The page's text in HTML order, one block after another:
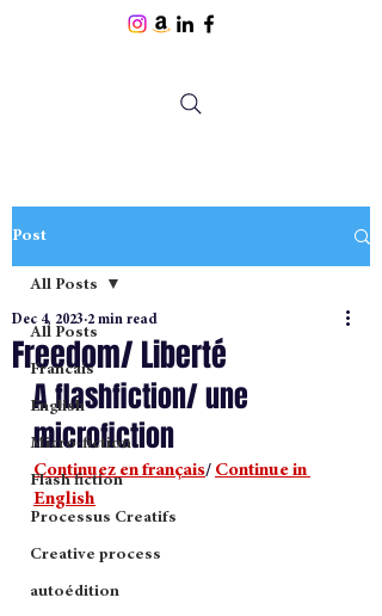
Post
All Posts
Francais
English
Micro-fiction
Flash fiction
Processus Creatifs
Creative process
autoédition
All Posts
Freedom/ Liberté
Dec 4, 2023 2 min read
A flashfiction/ une
microfiction
Continuez en français/ Continue in
English